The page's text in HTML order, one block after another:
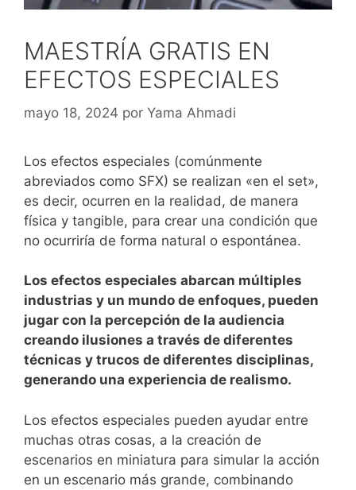
MAESTRÍA GRATIS EN
EFECTOS ESPECIALES
mayo 18, 2024 por Yama Ahmadi
Los efectos especiales (comúnmente
abreviados como SFX) se realizan «en el set»,
es decir, ocurren en la realidad, de manera
física y tangible, para crear una condición que
no ocurriría de forma natural o espontánea.
Los efectos especiales abarcan múltiples
industrias y un mundo de enfoques, pueden
jugar con la percepción de la audiencia
creando ilusiones a través de diferentes
técnicas y trucos de diferentes disciplinas,
generando una experiencia de realismo.
Los efectos especiales pueden ayudar entre
muchas otras cosas, a la creación de
escenarios en miniatura para simular la acción
en un escenario más grande, combinando